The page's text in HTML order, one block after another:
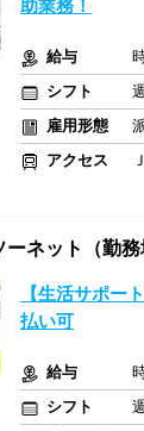
助業務！
給与
シフト
雇用形態
アクセス
ーネット（勤
【生活サポー
払い可
給与
シフト